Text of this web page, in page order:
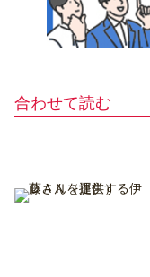
合わせて読む